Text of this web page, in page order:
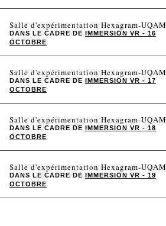
Salle d'expérimentation Hexagram-UQAM
DANS LE CADRE DE IMMERSION VR - 16
OCTOBRE
Salle d'expérimentation Hexagram-UQAM
DANS LE CADRE DE IMMERSION VR - 17
OCTOBRE
Salle d'expérimentation Hexagram-UQAM
DANS LE CADRE DE IMMERSION VR - 18
OCTOBRE
Salle d'expérimentation Hexagram-UQAM
DANS LE CADRE DE IMMERSION VR - 19
OCTOBRE